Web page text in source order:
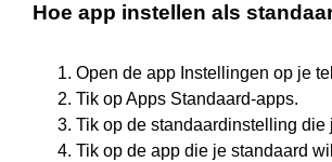
Hoe app instellen als
Open de app Instellingen op je
Tik op Apps Standaard-apps.
Tik op de standaardinstelling die
Tik op de app die je standaard